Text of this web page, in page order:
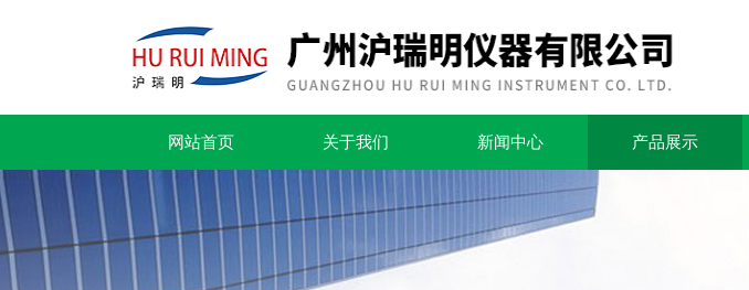
网站首页 关于我们 新闻中心 产品展示